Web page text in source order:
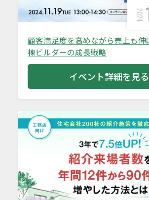
2024
顧客満足度を高めながら売上も伸
棟ビルダーの成長戦略
イベント詳細を見る